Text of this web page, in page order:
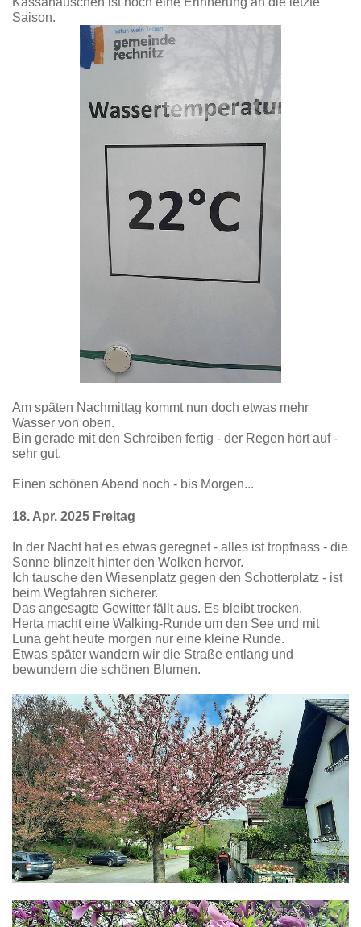
Saison.
Am späten Nachmittag kommt nun doch etwas mehr
Wasser von oben.
Bin gerade mit den Schreiben fertig - der Regen hört auf -
sehr gut.
Einen schönen Abend noch - bis Morgen...
18. Apr. 2025 Freitag
In der Nacht hat es etwas geregnet - alles ist tropfnass - die
Sonne blinzelt hinter den Wolken hervor.
Ich tausche den Wiesenplatz gegen den Schotterplatz - ist
beim Wegfahren sicherer.
Das angesagte Gewitter fällt aus. Es bleibt trocken.
Herta macht eine Walking-Runde um den See und mit
Luna geht heute morgen nur eine kleine Runde.
Etwas später wandern wir die Straße entlang und
bewundern die schönen Blumen.